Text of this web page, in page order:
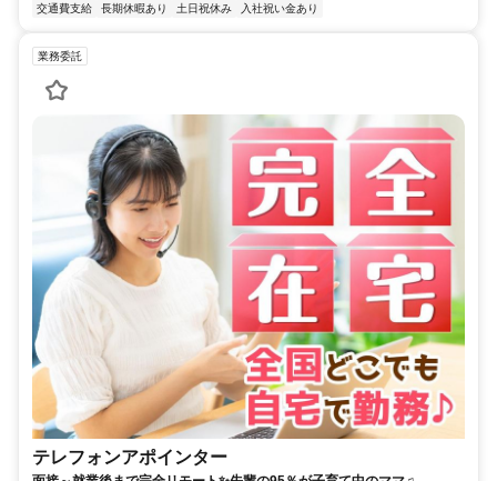
交通費支給
長期休暇あり 土日祝休み 入社祝い金あり
業務委託
テレフォンアポインター